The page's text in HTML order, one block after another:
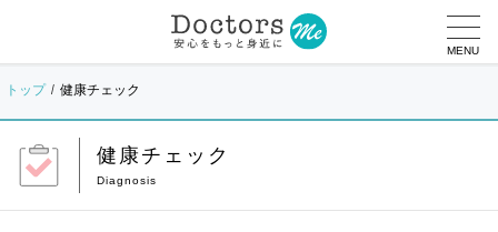
MENU
トップ 健康チェック
健康チェック